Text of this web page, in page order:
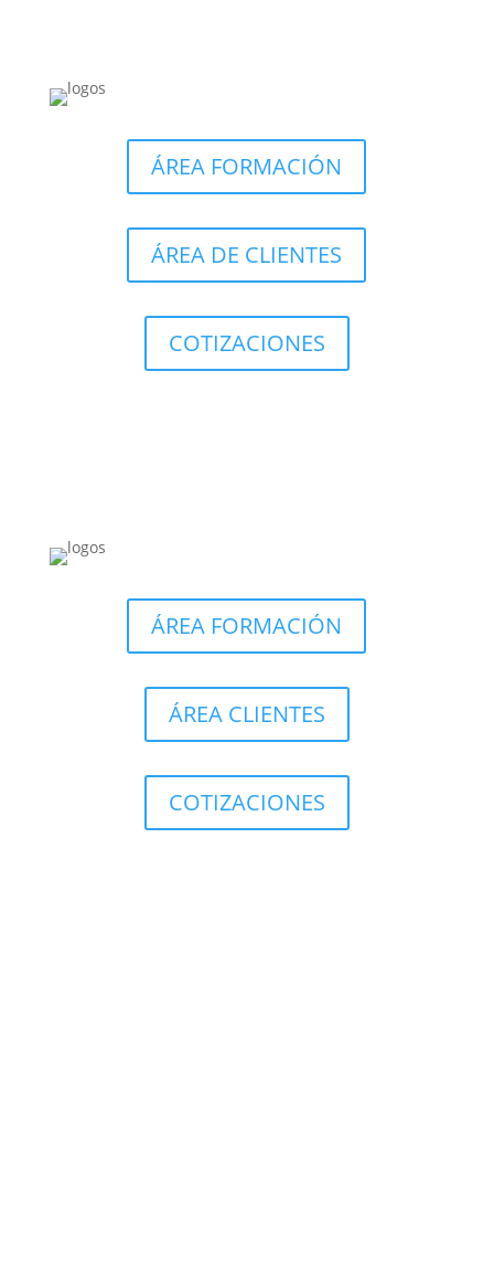
ÁREA FORMACIÓN
ÁREA DE CLIENTES
COTIZACIONES
ÁREA FORMACIÓN
ÁREA CLIENTES
COTIZACIONES